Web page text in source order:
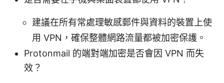
建議在所有常處理敏感郵件與資料的裝置上使
用 VPN，確保整體網路流量都被加密保護。
Protonmail 的端對端加密是否會因 VPN 而失
效？